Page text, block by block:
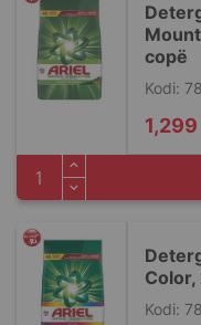
copë
Kodi:
Color,
Kodi: